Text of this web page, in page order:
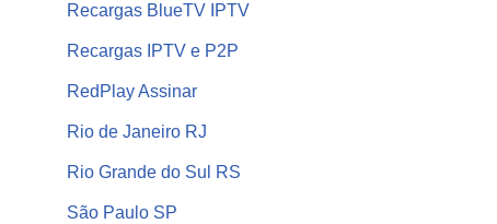
Recargas BlueTV IPTV
Recargas IPTV e P2P
RedPlay Assinar
Rio de Janeiro RJ
Rio Grande do Sul RS
São Paulo SP